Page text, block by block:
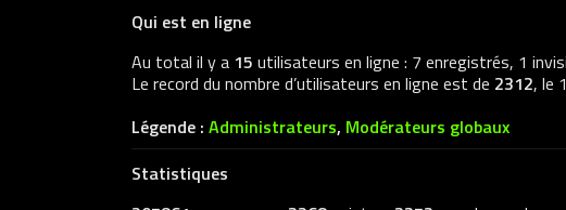
Qui est en ligne
Au total il y a 15 utilisateurs en ligne : 7 enregistrés, 1
Le record du nombre d’utilisateurs en ligne est de 2312, le
Légende : Administrateurs, Modérateurs globaux
Statistiques